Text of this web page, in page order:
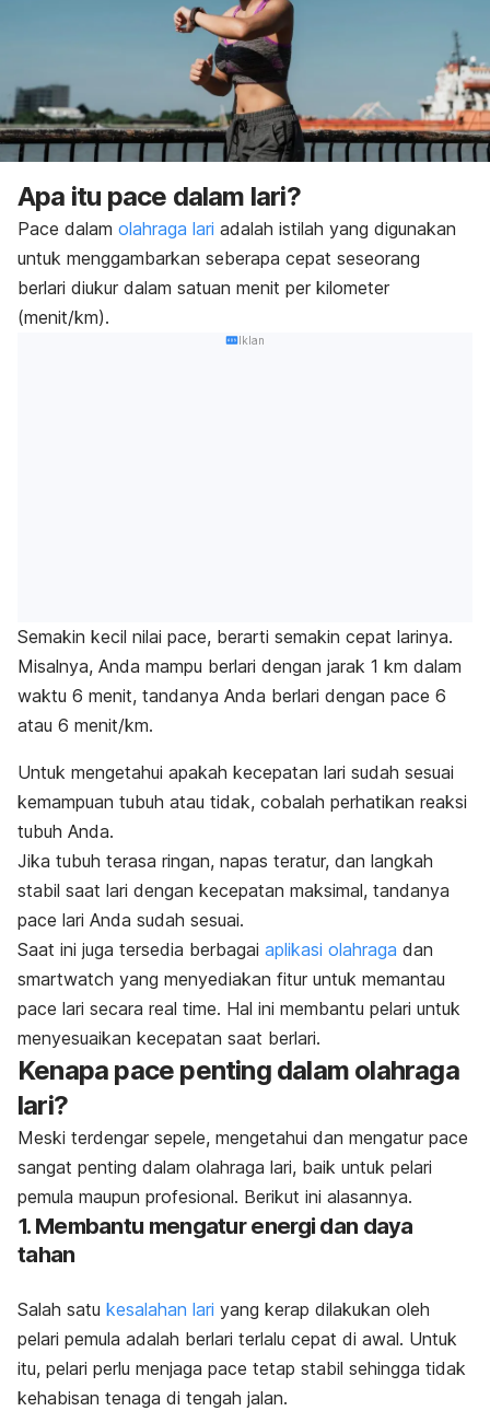
Apa itu pace dalam lari?
Pace dalam olahraga lari adalah istilah yang digunakan
untuk menggambarkan seberapa cepat seseorang
berlari diukur dalam satuan menit per kilometer
(menit/km).
Iklan
Semakin kecil nilai pace, berarti semakin cepat larinya.
Misalnya, Anda mampu berlari dengan jarak 1 km dalam
waktu 6 menit, tandanya Anda berlari dengan pace 6
atau 6 menit/km.
Untuk mengetahui apakah kecepatan lari sudah sesuai
kemampuan tubuh atau tidak, cobalah perhatikan reaksi
tubuh Anda.
Jika tubuh terasa ringan, napas teratur, dan langkah
stabil saat lari dengan kecepatan maksimal, tandanya
pace lari Anda sudah sesuai.
Saat ini juga tersedia berbagai aplikasi olahraga dan
smartwatch yang menyediakan fitur untuk memantau
pace lari secara real time. Hal ini membantu pelari untuk
menyesuaikan kecepatan saat berlari.
Kenapa pace penting dalam olahraga
lari?
Meski terdengar sepele, mengetahui dan mengatur pace
sangat penting dalam olahraga lari, baik untuk pelari
pemula maupun profesional. Berikut ini alasannya.
1. Membantu mengatur energi dan daya
tahan
Salah satu kesalahan lari yang kerap dilakukan oleh
pelari pemula adalah berlari terlalu cepat di awal. Untuk
itu, pelari perlu menjaga pace tetap stabil sehingga tidak
kehabisan tenaga di tengah jalan.